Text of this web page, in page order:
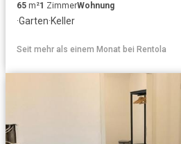
65 m²1 ZimmerWohnung
·Garten·Keller
Seit mehr als einem Monat bei Rentola